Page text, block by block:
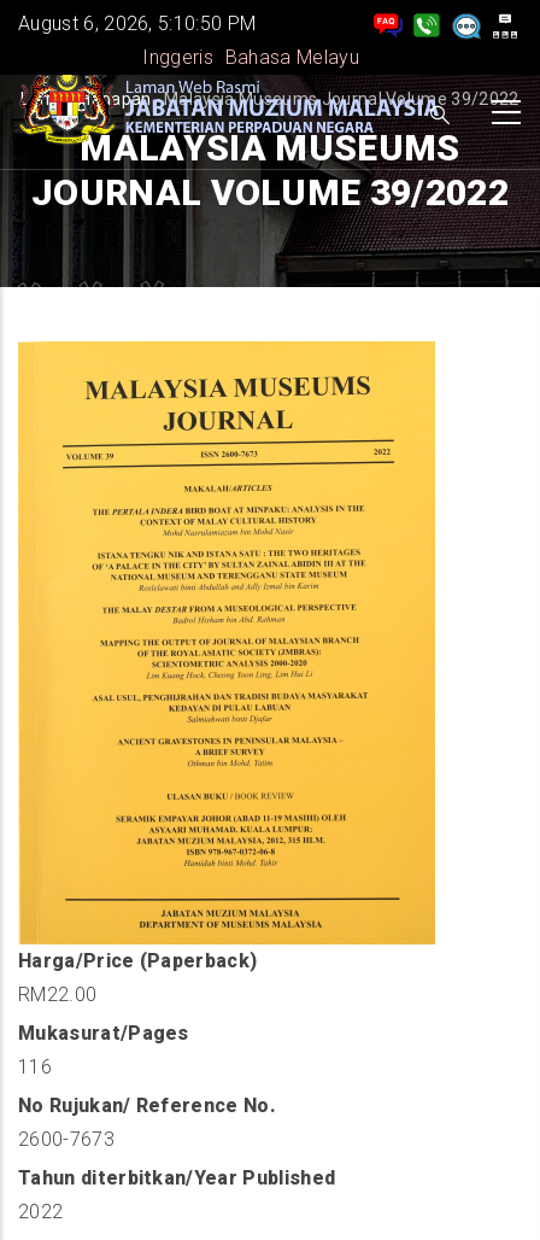
Skip
main
content
August 6, 2026, 5:10:51 PM
Inggeris
Bahasa Melayu
BREADCRUMB
Laman Hadapan -Malaysia Museums Journal Volume 39/2022
MALAYSIA MUSEUMS
JOURNAL VOLUME 39/2022
Harga/Price (Paperback)
RM22.00
Mukasurat/Pages
116
No Rujukan/ Reference No.
2600-7673
Tahun diterbitkan/Year Published
2022